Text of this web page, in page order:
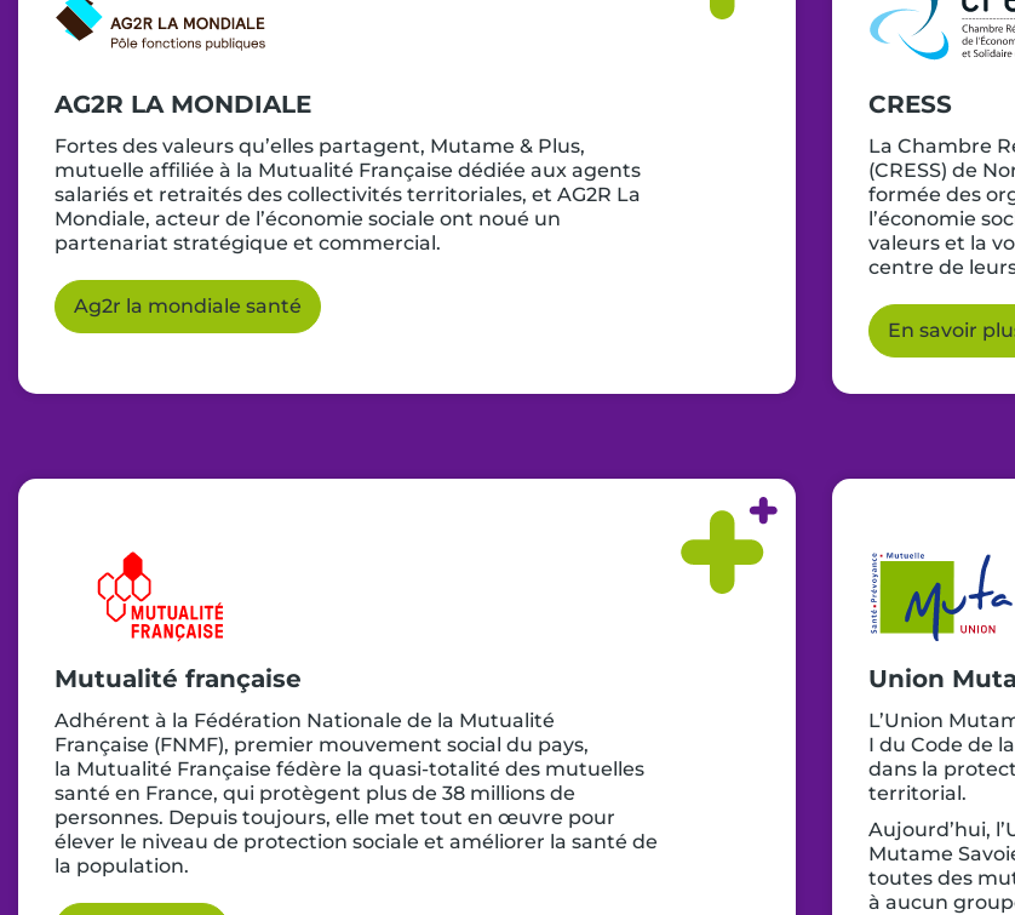
AG2R LA MONDIALE
Fortes des valeurs qu’elles partagent, Mutame & Plus,
mutuelle affiliée à la Mutualité Française dédiée aux agents
salariés et retraités des collectivités territoriales, et AG2R La
Mondiale, acteur de l’économie sociale ont noué un
partenariat stratégique et commercial.
Ag2r la mondiale santé
CRESS
La Chambre
(CRESS) de
formée des
l’économie
valeurs et la
centre de
En savoir
Mutualité française
Adhérent à la Fédération Nationale de la Mutualité
Française (FNMF), premier mouvement social du pays,
la Mutualité Française fédère la quasi-totalité des mutuelles
santé en France, qui protègent plus de 38 millions de
personnes. Depuis toujours, elle met tout en œuvre pour
élever le niveau de protection sociale et améliorer la santé de
la population.
Union
L’Union
I du Code de
dans la
territorial.
Aujourd’hui,
Mutame
toutes des
à aucun